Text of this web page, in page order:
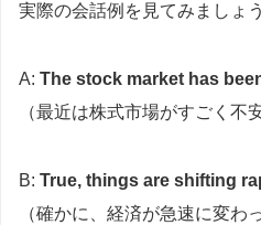
実際の会話例を見てみましょう
A: The stock market has
（最近は株式市場がすごく不
B: True, things are shifting
（確かに、経済が急速に変わ